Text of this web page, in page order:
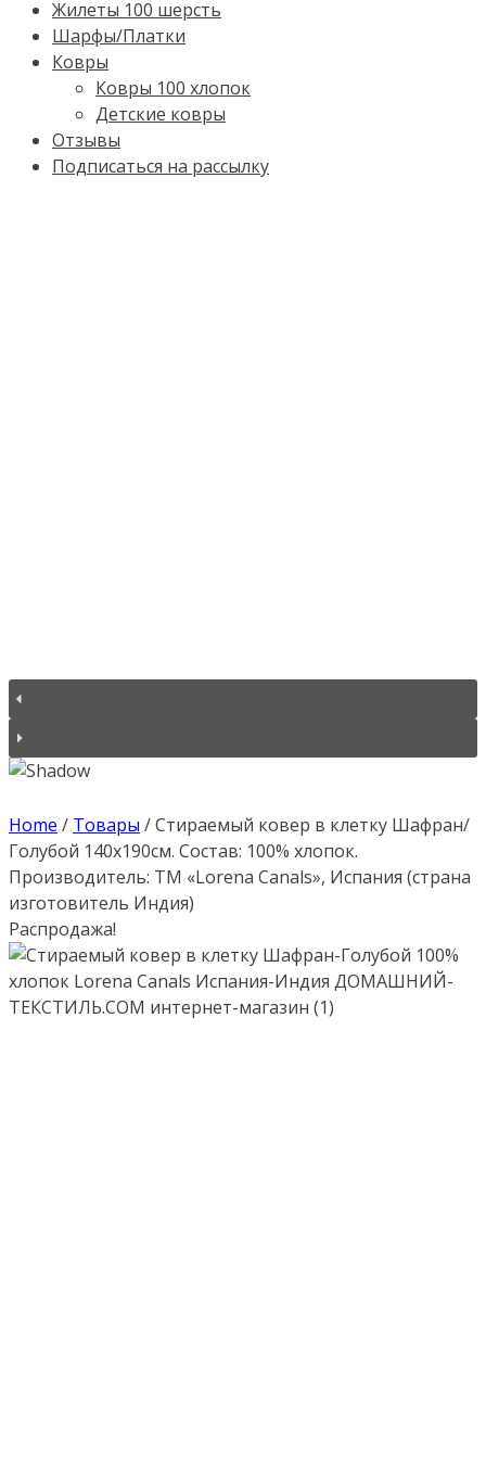
Жилеты 100 шерсть
Шарфы/Платки
Ковры
Ковры 100 хлопок
Детские ковры
Отзывы
Подписаться на рассылку
Home / Товары /Cтираемый ковер в клетку Шафран/
Голубой 140х190см. Состав: 100% хлопок.
Производитель: ТМ «Lorena Canals», Испания (страна
изготовитель Индия)
Распродажа!